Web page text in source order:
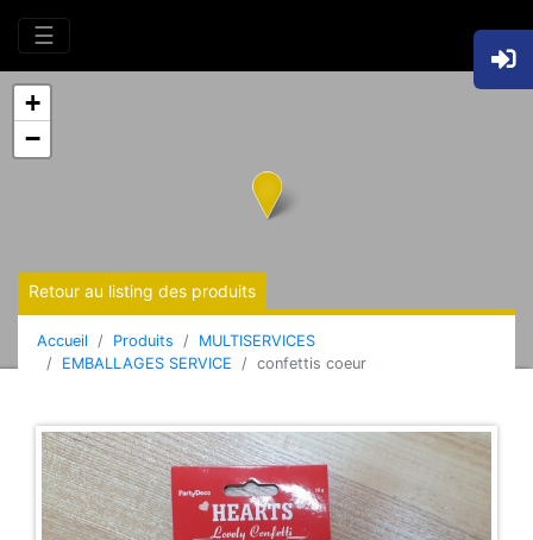
☰
+
−
Retour au listing des produits
Accueil Produits
MULTISERVICES
EMBALLAGES SERVICE
confettis coeur